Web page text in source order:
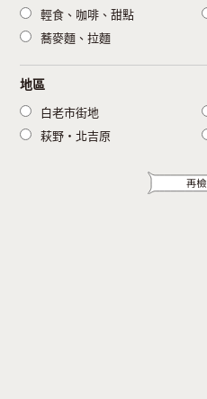
輕食、咖啡、甜點
蕎麥麵、拉麵
地區
白老市街地
萩野・北吉原